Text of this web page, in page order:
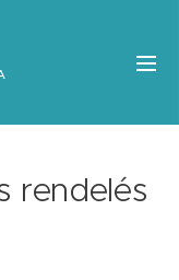
rendelés